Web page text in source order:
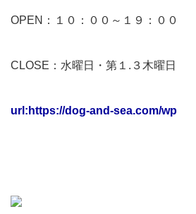
OPEN：１０：００～１９：００
CLOSE：水曜日・第１.３木曜日
url:https://dog-and-sea.com/wp